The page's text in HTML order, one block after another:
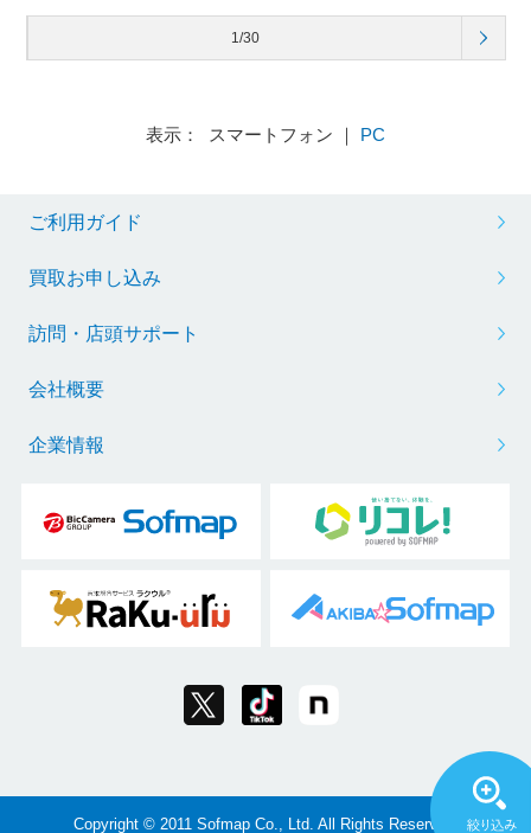
1/30
表示： スマートフォン ｜ PC
ご利用ガイド
買取お申し込み
訪問・店頭サポート
会社概要
企業情報
Copyright © 2011 Sofmap Co., Ltd. All Rights Reserved.